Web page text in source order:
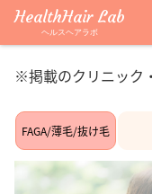
※掲載のクリニック
FAGA/薄毛/抜け毛
HealthHair Lab
ヘルスヘアラボ